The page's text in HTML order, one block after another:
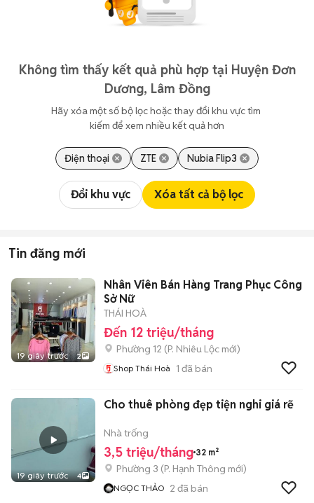
Không tìm thấy kết quả phù hợp tại Huyện Đơn
Dương, Lâm Đồng
Hãy xóa một số bộ lọc hoặc thay đổi khu vực tìm
kiếm để xem nhiều kết quả hơn
Điện thoại ZTE Nubia Flip3
Đổi khu vực Xóa tất cả bộ lọc
Tin đăng mới
19 giây trước 2
Nhân Viên Bán Hàng Trang Phục Công
Sở Nữ
THÁI HOÀ
Đến 12 triệu/tháng
Phường 12 (P. Nhiêu Lộc mới)
Shop Thái Hoà 1 đã bán
19 giây trước 4
Cho thuê phòng đẹp tiện nghi giá rẽ
Nhà trống
3,5 triệu/tháng 32 m²
Phường 3 (P. Hạnh Thông mới)
NGỌC THẢO 2 đã bán